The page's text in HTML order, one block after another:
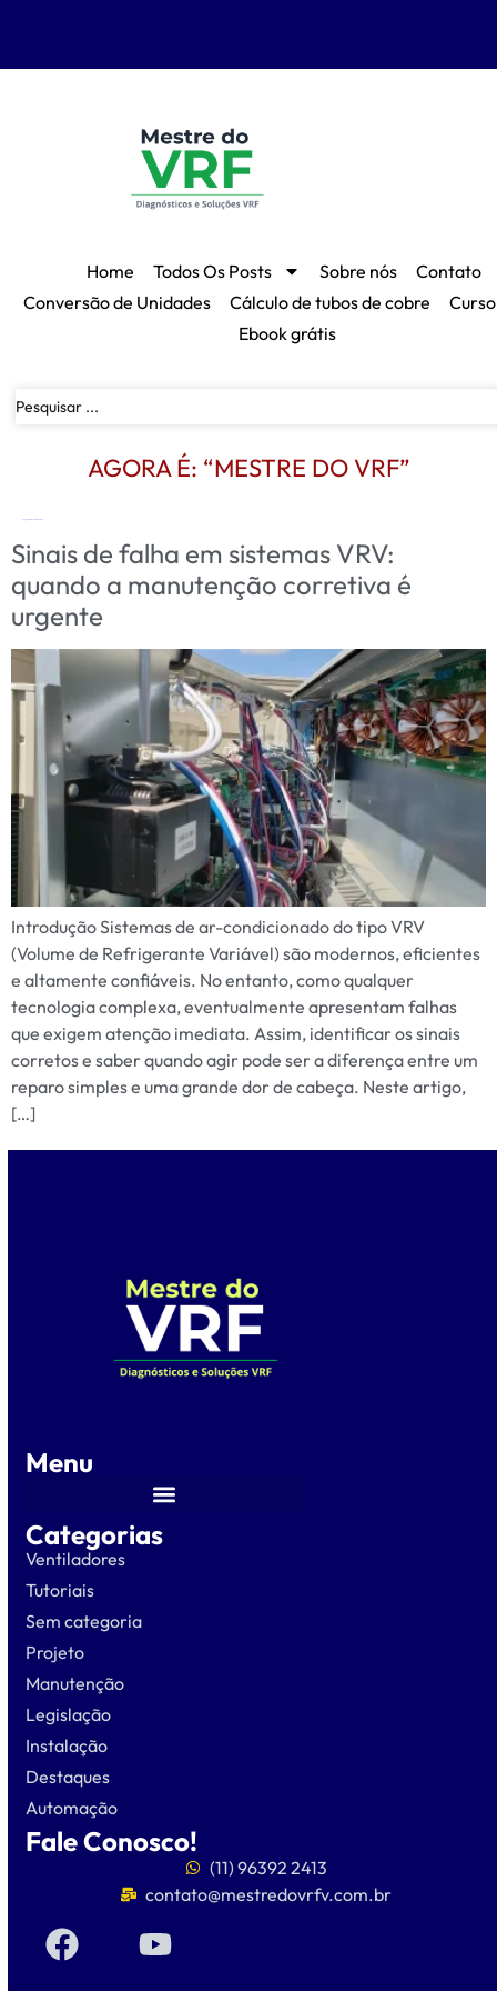
Home Todos Os Posts Sobre nós
Contato
Conversão de Unidades
Cálculo de tubos de cobre
Ebook grátis
AGORA É: “MESTRE DO VRF”
Sinais de falha em sistemas VRV:
quando a manutenção corretiva é
urgente
Introdução Sistemas de ar-condicionado do tipo VRV
(Volume de Refrigerante Variável) são modernos, eficientes
e altamente confiáveis. No entanto, como qualquer
tecnologia complexa, eventualmente apresentam falhas
que exigem atenção imediata. Assim, identificar os sinais
corretos e saber quando agir pode ser a diferença entre um
reparo simples e uma grande dor de cabeça. Neste artigo,
[…]
Menu
Categorias
Ventiladores
Tutoriais
Sem categoria
Projeto
Manutenção
Legislação
Instalação
Destaques
Automação
Fale Conosco!
(11) 96392 2413
contato@mestredovrfv.com.br